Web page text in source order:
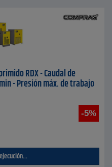
RDX - Caudal de
- Presión máx. de trabajo
-5%